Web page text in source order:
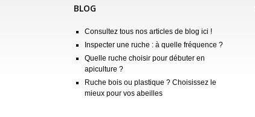
BLOG
Consultez tous nos articles de blog ici !
Inspecter une ruche : à quelle fréquence ?
Quelle ruche choisir pour débuter en
apiculture ?
Ruche bois ou plastique ? Choisissez le
mieux pour vos abeilles